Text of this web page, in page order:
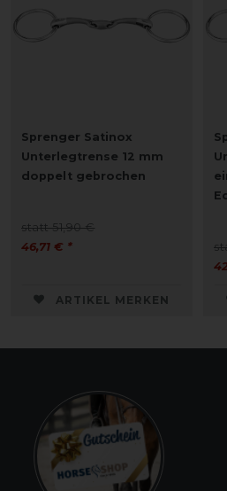
Sprenger Satinox
Unterlegtrense 12 mm
doppelt gebrochen
statt 51,90 €
46,71 € *
ARTIKEL MERKEN